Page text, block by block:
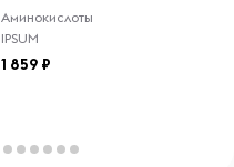
Аминокислоты
IPSUM
1 859